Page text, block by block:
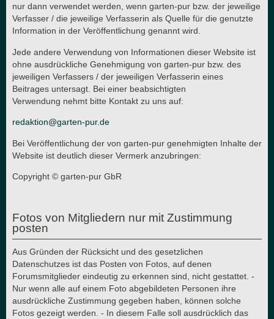
nur dann verwendet werden, wenn garten-pur bzw. der jeweilige
Verfasser / die jeweilige Verfasserin als Quelle für die genutzte
Information in der Veröffentlichung genannt wird.
Jede andere Verwendung von Informationen dieser Website ist
ohne ausdrückliche Genehmigung von garten-pur bzw. des
jeweiligen Verfassers / der jeweiligen Verfasserin eines
Beitrages untersagt. Bei einer beabsichtigten
Verwendung nehmt bitte Kontakt zu uns auf:
redaktion@garten-pur.de
Bei Veröffentlichung der von garten-pur genehmigten Inhalte der
Website ist deutlich dieser Vermerk anzubringen:
Copyright © garten-pur GbR
Fotos von Mitgliedern nur mit Zustimmung
posten
Aus Gründen der Rücksicht und des gesetzlichen
Datenschutzes ist das Posten von Fotos, auf denen
Forumsmitglieder eindeutig zu erkennen sind, nicht gestattet. -
Nur wenn alle auf einem Foto abgebildeten Personen ihre
ausdrückliche Zustimmung gegeben haben, können solche
Fotos gezeigt werden. - In diesem Falle soll ausdrücklich das